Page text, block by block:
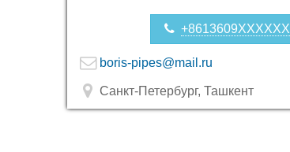
+8613609XXXXXX
boris-pipes@mail.ru
Санкт-Петербург, Ташкент